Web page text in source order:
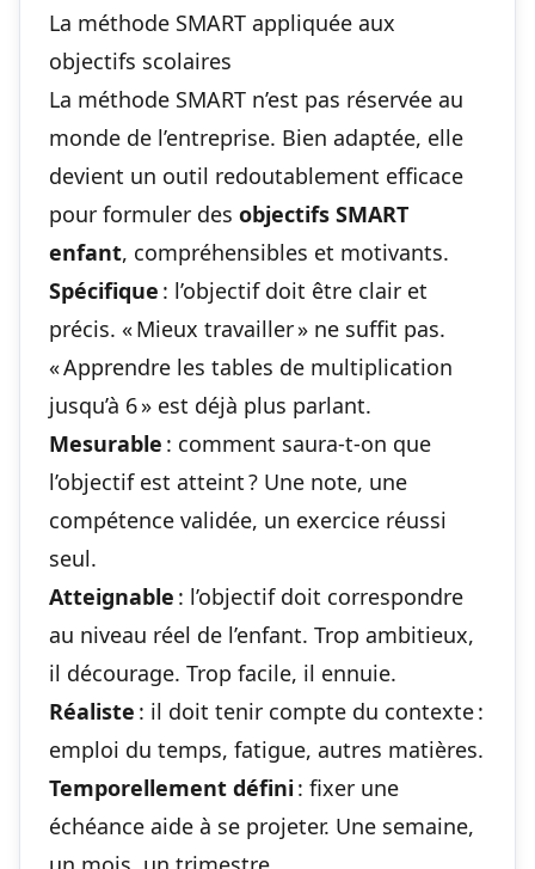
La méthode SMART appliquée aux
objectifs scolaires
La méthode SMART n’est pas réservée au
monde de l’entreprise. Bien adaptée, elle
devient un outil redoutablement efficace
pour formuler des objectifs SMART
enfant, compréhensibles et motivants.
Spécifique : l’objectif doit être clair et
précis. « Mieux travailler » ne suffit pas.
« Apprendre les tables de multiplication
jusqu’à 6 » est déjà plus parlant.
Mesurable : comment saura-t-on que
l’objectif est atteint ? Une note, une
compétence validée, un exercice réussi
seul.
Atteignable : l’objectif doit correspondre
au niveau réel de l’enfant. Trop ambitieux,
il décourage. Trop facile, il ennuie.
Réaliste : il doit tenir compte du contexte :
emploi du temps, fatigue, autres matières.
Temporellement défini: fixer une
échéance aide à se projeter. Une semaine,